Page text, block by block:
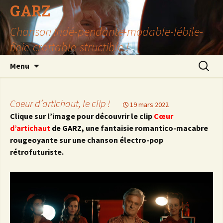
GARZ
Chanson Indé-pendante-modable-lébile-
finie-crottable-structible !
Menu
Coeur d’artichaut, le clip ! 19 mars 2022
Clique sur l’image pour découvrir le clip Cœur
d’artichaut de GARZ, une fantaisie romantico-macabre
rougeoyante sur une chanson électro-pop
rétrofuturiste.